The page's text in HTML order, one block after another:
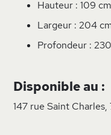
Hauteur : 109 cm
Largeur : 204
Profondeur :
Disponible au :
147 rue Saint Charles,